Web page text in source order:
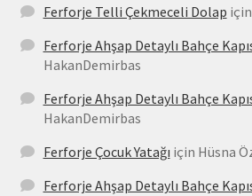
Ferforje Telli Çekmeceli Dolap için
Ferforje Ahşap Detaylı Bahçe
HakanDemirbas
Ferforje Ahşap Detaylı Bahçe
HakanDemirbas
Ferforje Çocuk Yatağı için Hüsna
Ferforje Ahşap Detaylı Bahçe